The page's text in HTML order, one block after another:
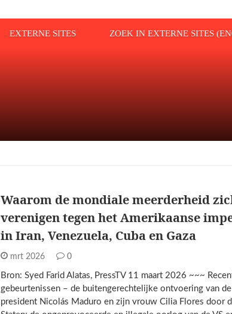
EXTERNE SITES ZOEK IN EXTERNE SITES
Waarom de mondiale meerderheid
verenigen tegen het Amerikaanse
in Iran, Venezuela, Cuba en Gaza
mrt 2026 0
Bron: Syed Farid Alatas, PressTV 11 maart 2026 ~~~
gebeurtenissen – de buitengerechtelijke ontvoering van de
president Nicolás Maduro en zijn vrouw Cilia Flores door